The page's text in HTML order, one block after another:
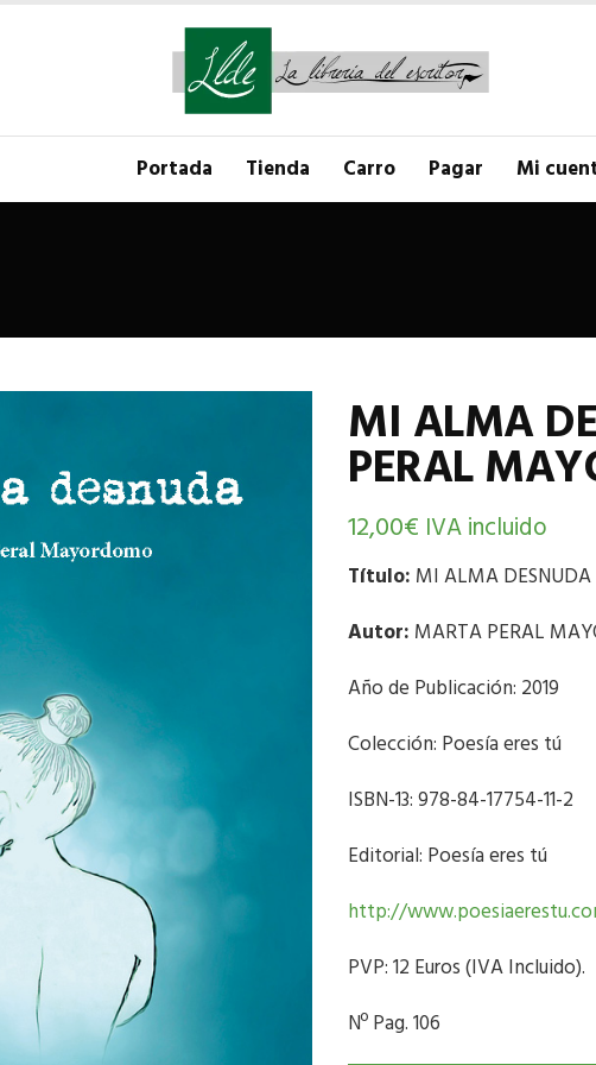
Portada Tienda Carro Pagar Mi
MI ALMA
PERAL
12,00€ IVA incluido
Título: MI ALMA DESNUDA
Autor: MARTA PERAL
Año de Publicación: 2019
Colección: Poesía eres tú
ISBN-13: 978-84-17754-11-2
Editorial: Poesía eres tú
http://
PVP: 12 Euros (IVA Incluido).
Nº Pag. 106